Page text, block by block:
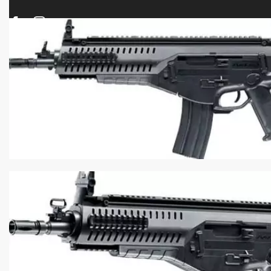
ΠΡΟΪΟΝΤΑ ΝΕΕΣ ΑΦΙΞΕΙΣ
ΑΕΡΟΒΟΛΑ –